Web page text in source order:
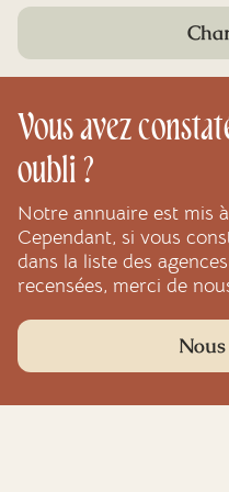
Vous avez
oubli ?
Notre annuaire est mis
Cependant, si vous
dans la liste des
recensées, merci de